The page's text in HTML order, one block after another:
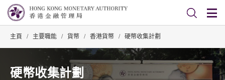
主頁 / 主要職能 / 貨幣 / 香港貨幣 / 硬幣收集計劃
硬幣收集計劃